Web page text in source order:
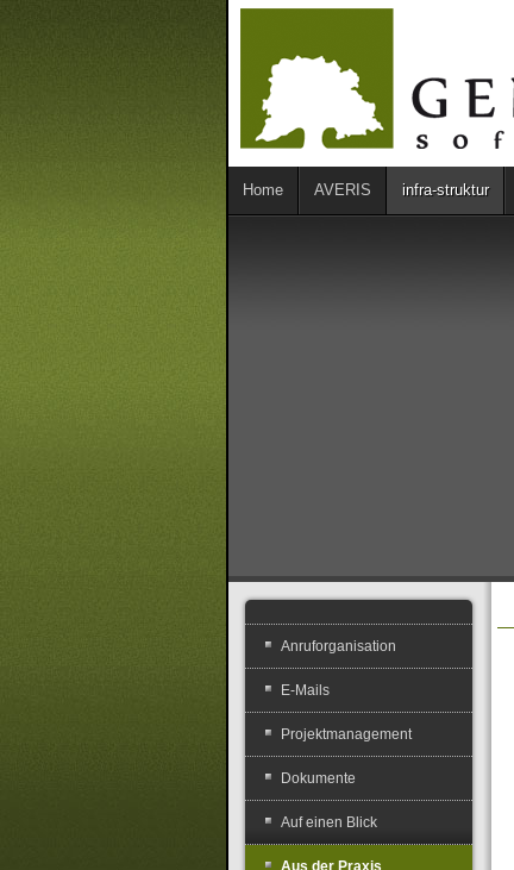
Home AVERIS infra-struktur
Anruforganisation
E-Mails
Projektmanagement
Dokumente
Auf einen Blick
Aus der Praxis